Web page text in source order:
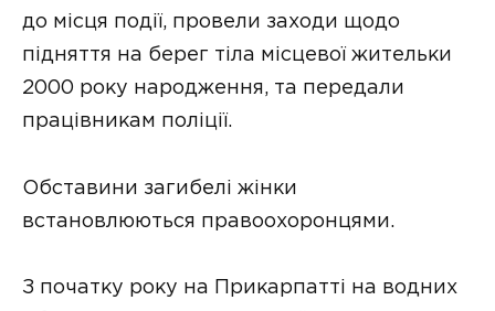
до місця події, провели заходи щодо
підняття на берег тіла місцевої жительки
2000 року народження, та передали
працівникам поліції.
Обставини загибелі жінки
встановлюються правоохоронцями.
З початку року на Прикарпатті на водних